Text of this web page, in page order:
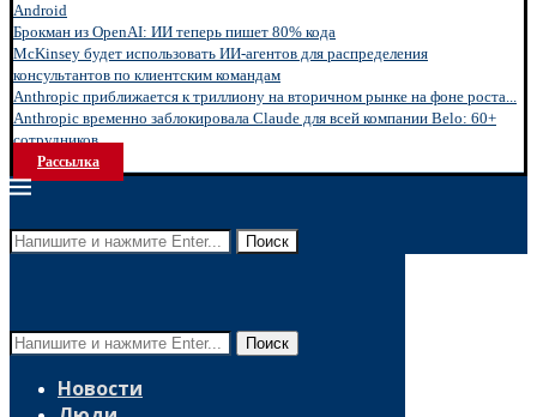
Android
Брокман из OpenAI: ИИ теперь пишет 80% кода
McKinsey будет использовать ИИ-агентов для распределения
консультантов по клиентским командам
Anthropic приближается к триллиону на вторичном рынке на фоне роста...
Anthropic временно заблокировала Claude для всей компании Belo: 60+
сотрудников...
Рассылка
Поиск
Поиск
Новости